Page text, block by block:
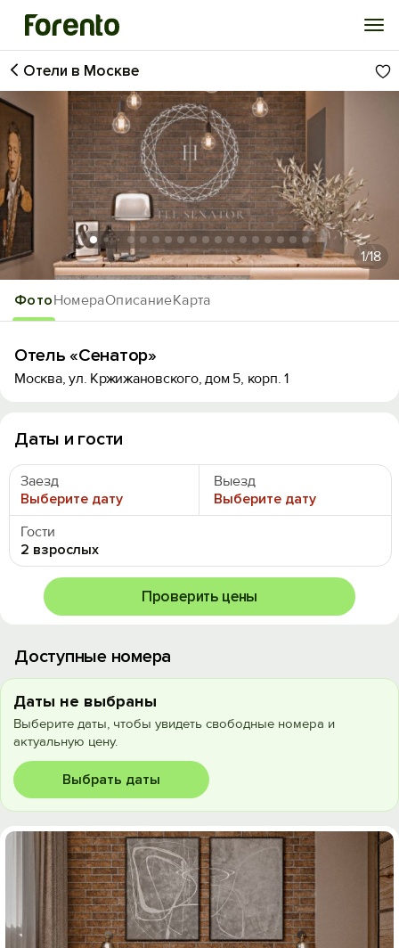
Войти
Избранное
История просмотра
Добавить свой объект
ФотоНомераОписаниеКарта
Отели в Москве
1/18
Отель «Сенатор»
Москва, ул. Кржижановского, дом 5, корп. 1
Даты и гости
Заезд
Выберите дату
Выезд
Выберите дату
Гости
2 взрослых
Проверить цены
Доступные номера
Даты не выбраны
Выберите даты, чтобы увидеть свободные номера и
актуальную цену.
Выбрать даты